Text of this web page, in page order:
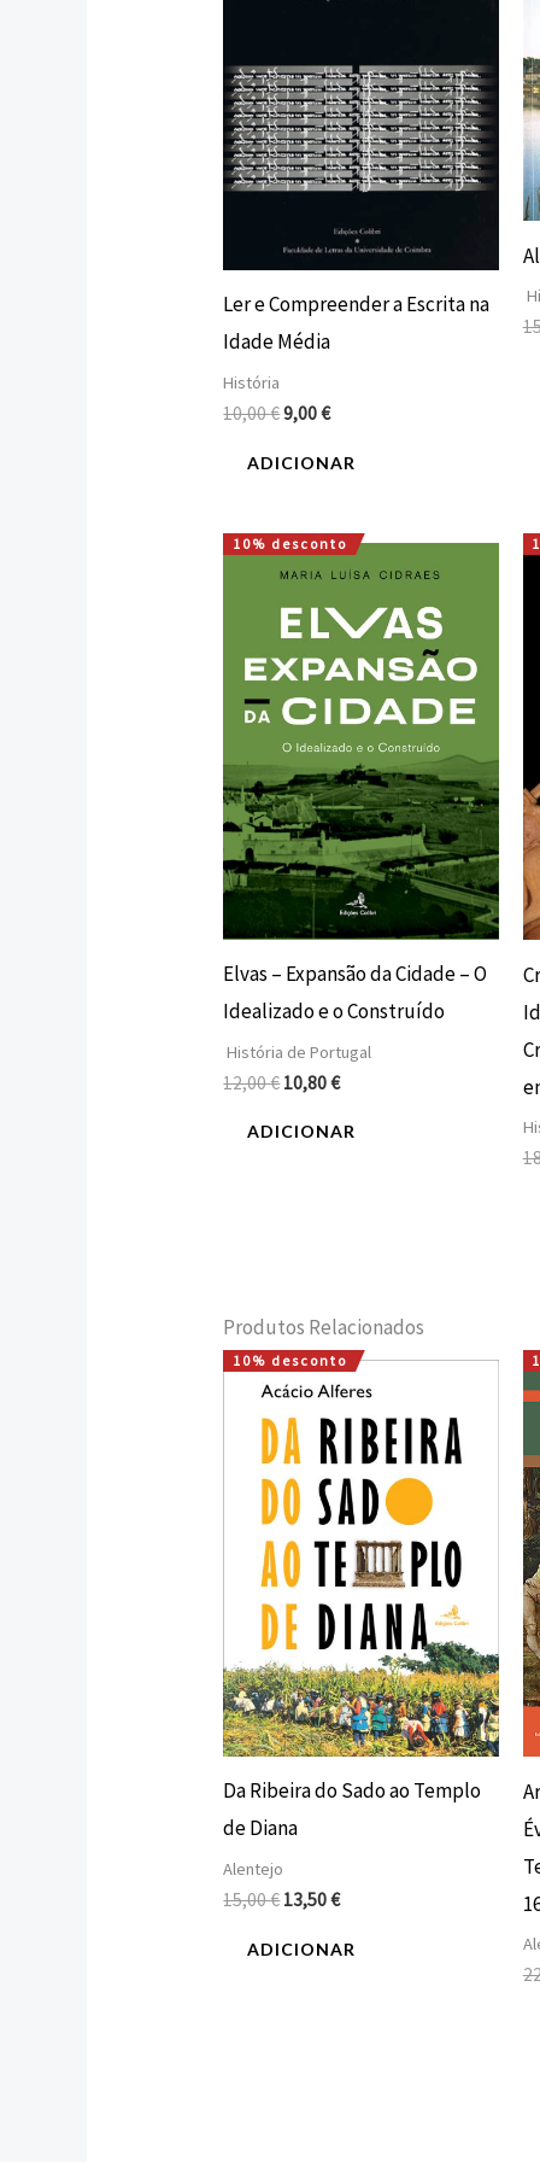
Ler e Compreender a Escrita na
Idade Média
História
10,00€9,00€
ADICIONAR
10% desconto
Elvas – Expansão da Cidade – O
Idealizado e o Construído
História de Portugal
12,00€
O
preço
era:
12,00 €.
10,80€
O
preço
é:
10,80 €.
ADICIONAR
Produtos Relacionados
10% desconto
Da Ribeira do Sado ao Templo
de Diana
Alentejo
15,00€
O
preço
original
era:
15,00 €.
13,50€
O
preço
atual
13,50 €.
ADICIONAR